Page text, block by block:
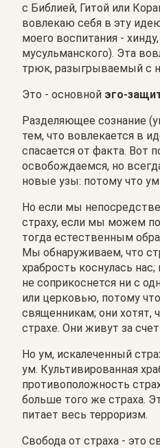
с Библией, Гитой или
вовлекаю себя в эту
моего воспитания -
мусульманского). Эта
трюк, разыгрываемый с
Это - основной эго-
Разделяющее сознание
тем, что вовлекается в
спасается от факта. Вот
освобождаемся, но
новые узы: потому что
Но если мы
страху, если мы можем
тогда естественным
Мы обнаруживаем, что
храбрость коснулась
не соприкоснется ни с
или церковью, потому
священникам; они
страхе. Они живут за счет
Но ум, искалеченный
ум. Культивированная
противоположность
больше того же страха.
питает весь терроризм.
Свобода от страха - это